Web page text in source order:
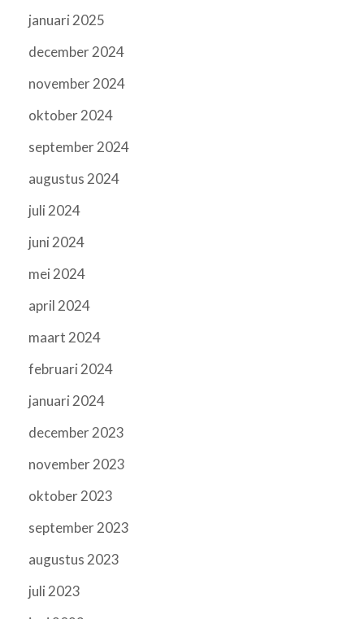
januari 2025
december 2024
november 2024
oktober 2024
september 2024
augustus 2024
juli 2024
juni 2024
mei 2024
april 2024
maart 2024
februari 2024
januari 2024
december 2023
november 2023
oktober 2023
september 2023
augustus 2023
juli 2023